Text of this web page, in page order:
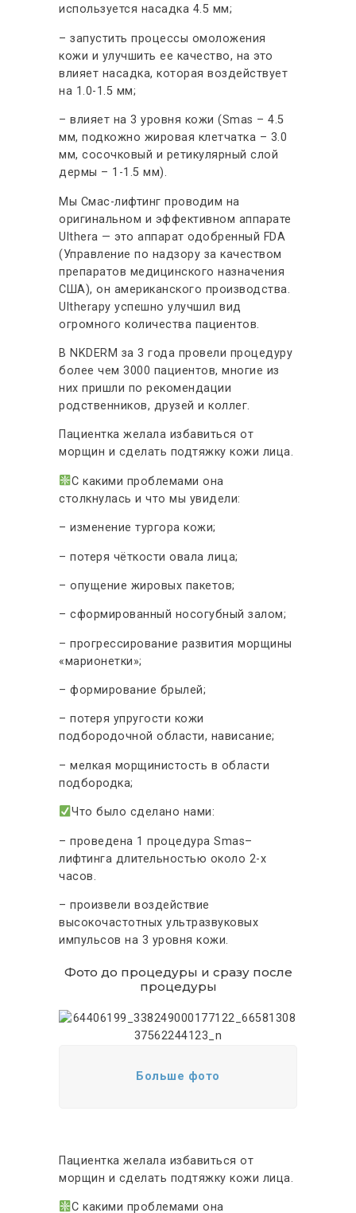
используется насадка 4.5 мм;
– запустить процессы омоложения
кожи и улучшить ее качество, на это
влияет насадка, которая воздействует
на 1.0-1.5 мм;
– влияет на 3 уровня кожи (Smas – 4.5
мм, подкожно жировая клетчатка – 3.0
мм, сосочковый и ретикулярный слой
дермы – 1-1.5 мм).
Мы Смас-лифтинг проводим на
оригинальном и эффективном аппарате
Ulthera — это аппарат одобренный FDA
(Управление по надзору за качеством
препаратов медицинского назначения
США), он американского производства.
Ultherapy успешно улучшил вид
огромного количества пациентов.
В NKDERM за 3 года провели процедуру
более чем 3000 пациентов, многие из
них пришли по рекомендации
родственников, друзей и коллег.
Пациентка желала избавиться от
морщин и сделать подтяжку кожи лица.
С какими проблемами она
столкнулась и что мы увидели:
– изменение тургора кожи;
– потеря чёткости овала лица;
– опущение жировых пакетов;
– сформированный носогубный залом;
– прогрессирование развития морщины
«марионетки»;
– формирование брылей;
– потеря упругости кожи
подбородочной области, нависание;
– мелкая морщинистость в области
подбородка;
Что было сделано нами:
– проведена 1 процедура Smas–
лифтинга длительностью около 2-х
часов.
– произвели воздействие
высокочастотных ультразвуковых
импульсов на 3 уровня кожи.
Фото до процедуры и сразу после
процедуры
Больше фото
Пациентка желала избавиться от
морщин и сделать подтяжку кожи лица.
С какими проблемами она